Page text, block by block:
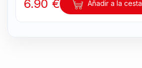
6.90 € Añadir a la cesta